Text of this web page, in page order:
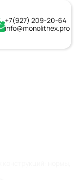
+7(927) 209-20-64
info@monolithex.pro